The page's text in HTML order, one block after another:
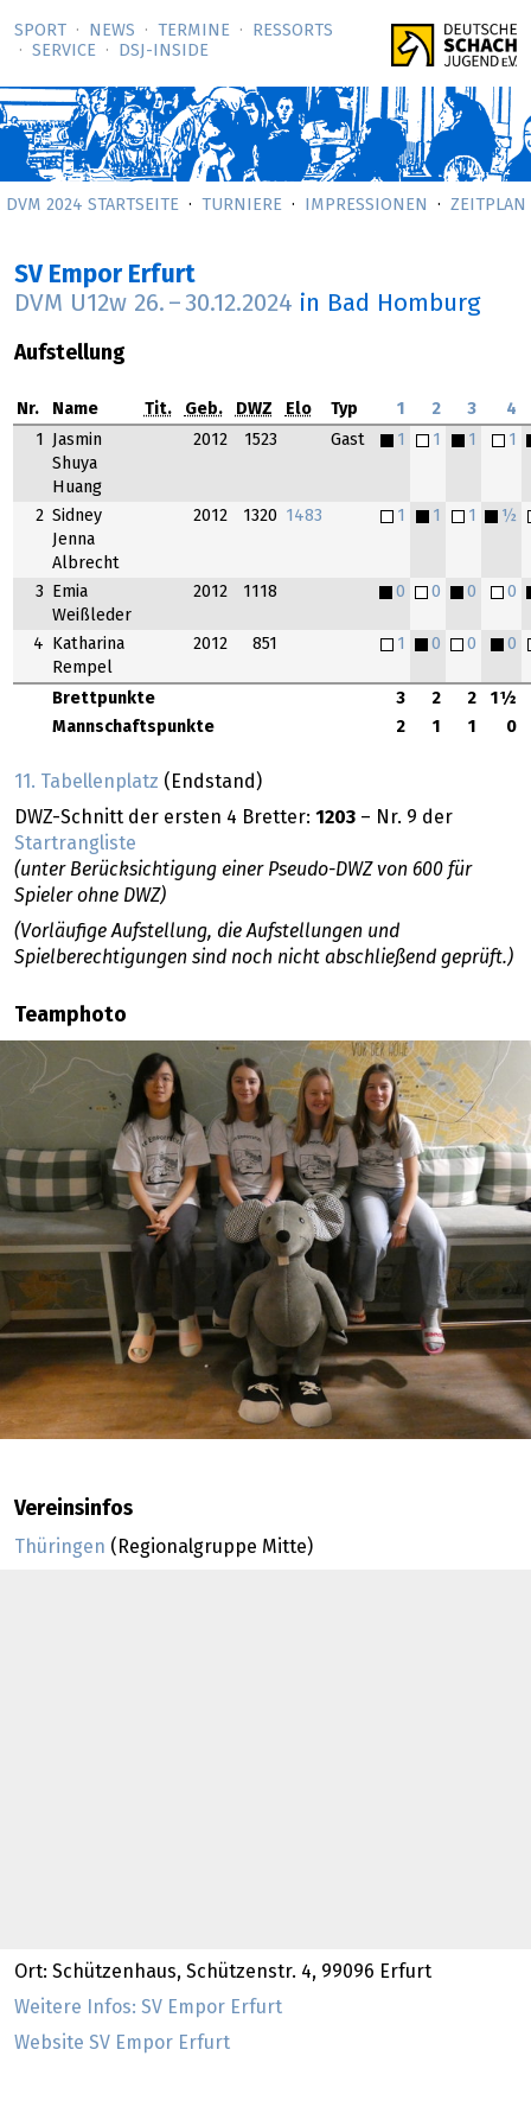
SPORT NEWS TERMINE
RESSORTS
SERVICE
DSJ-­INSIDE
DVM 2024 STARTSEITE TURNIERE IMPRESSIONEN ZEITPLAN
SV Empor Erfurt
DVM U12w 26. – 30.12.2024 in Bad Homburg
Aufstellung
Nr. Name Tit. Geb. DWZ Elo Typ 1 2 3 4
Brettpunkte 3 2 2
1½
Mannschaftspunkte
2 1 1 0
1
Jasmin
Shuya
Huang
2012 1523 Gast 1 1 1 1
2 Sidney
Jenna
Albrecht
2012 1320 1483 1 1 1 ½
3
Emia
Weißleder
2012 1118 0 0 0 0
4
Katharina
Rempel
2012 851 1 0 0 0
11. Tabellenplatz (Endstand)
DWZ-Schnitt der ersten 4 Bretter: 1203 – Nr. 9 der
Startrangliste
(unter Berücksichtigung einer Pseudo-DWZ von 600 für
Spieler ohne DWZ)
(Vorläufige Aufstellung, die Aufstellungen und
Spielberechtigungen sind noch nicht abschließend geprüft.)
Teamphoto
Vereinsinfos
Thüringen (Regionalgruppe Mitte)
Ort: Schützenhaus, Schützenstr. 4, 99096 Erfurt
Weitere Infos: SV Empor Erfurt
Website SV Empor Erfurt